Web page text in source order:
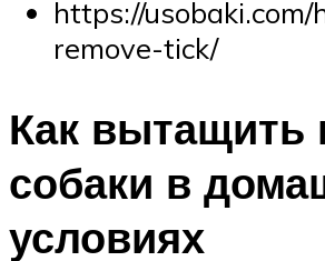
https://
remove-tick/
Как вытащить
собаки в
условиях